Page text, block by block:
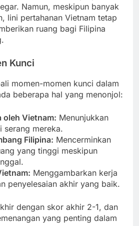
Namun, meskipun banyak
lini pertahanan Vietnam tetap
ruang bagi Filipina
Kunci
momen-momen kunci dalam
beberapa hal yang menonjol:
oleh Vietnam: Menunjukkan
serang mereka.
Filipina: Mencerminkan
yang tinggi meskipun
Menggambarkan kerja
penyelesaian akhir yang baik.
dengan skor akhir 2-1, dan
yang penting dalam